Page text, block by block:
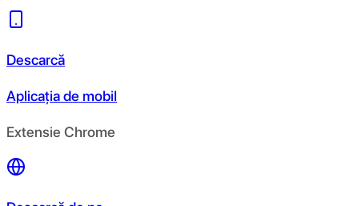
Descarcă
Aplicația de mobil
Extensie Chrome